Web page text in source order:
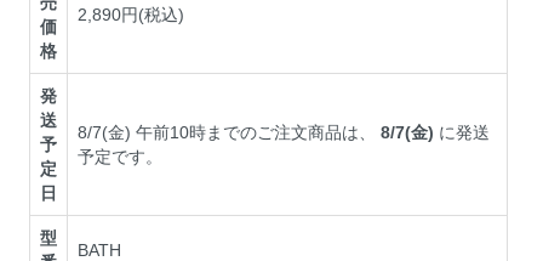
価
格
2,890円(税込)
発
送
予
定
日
8/7(金) 午前10時までのご注文商品は、8/7(金) に発送
予定です。
型
BATH